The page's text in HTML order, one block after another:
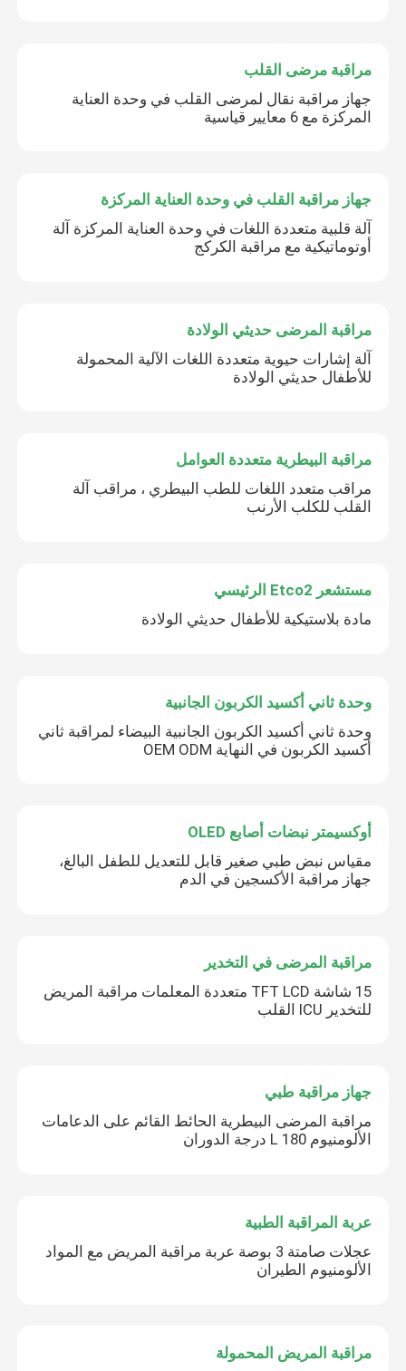
مراقبة مرضى القلب
جهاز مراقبة نقال لمرضى القلب في وحدة العناية
المركزة مع 6 معايير قياسية
جهاز مراقبة القلب في وحدة العناية المركزة
آلة قلبية متعددة اللغات في وحدة العناية المركزة آلة
أوتوماتيكية مع مراقبة الكركج
مراقبة المرضى حديثي الولادة
آلة إشارات حيوية متعددة اللغات الآلية المحمولة
للأطفال حديثي الولادة
مراقبة البيطرية متعددة العوامل
مراقب متعدد اللغات للطب البيطري ، مراقب آلة
القلب للكلب الأرنب
مستشعر Etco2 الرئيسي
مادة بلاستيكية للأطفال حديثي الولادة
وحدة ثاني أكسيد الكربون الجانبية
وحدة ثاني أكسيد الكربون الجانبية البيضاء لمراقبة ثاني
أكسيد الكربون في النهاية OEM ODM
أوكسيمتر نبضات أصابع OLED
مقياس نبض طبي صغير قابل للتعديل للطفل البالغ،
جهاز مراقبة الأكسجين في الدم
مراقبة المرضى في التخدير
15 شاشة TFT LCD متعددة المعلمات مراقبة المريض
للتخدير ICU القلب
جهاز مراقبة طبي
مراقبة المرضى البيطرية الحائط القائم على الدعامات
الألومنيوم L 180 درجة الدوران
عربة المراقبة الطبية
عجلات صامتة 3 بوصة عربة مراقبة المريض مع المواد
الألومنيوم الطيران
مراقبة المريض المحمولة